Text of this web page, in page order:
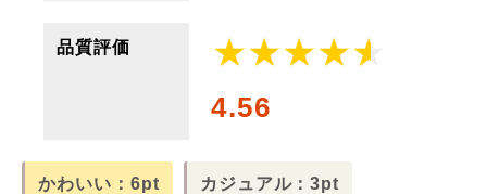
品質評価
4.56
かわいい：6pt カジュアル：3pt